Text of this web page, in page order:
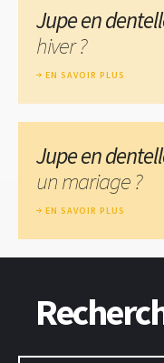
Jupe en
hiver ?
EN SAVOIR PLUS
Jupe en
un mariage ?
EN SAVOIR PLUS